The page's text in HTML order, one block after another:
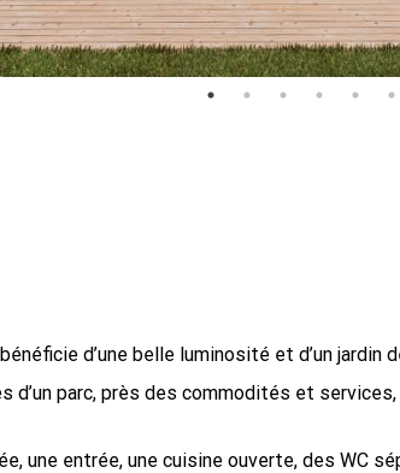
d’une belle luminosité et d’un jardin
d’un parc, près des commodités et
une entrée, une cuisine ouverte, des WC